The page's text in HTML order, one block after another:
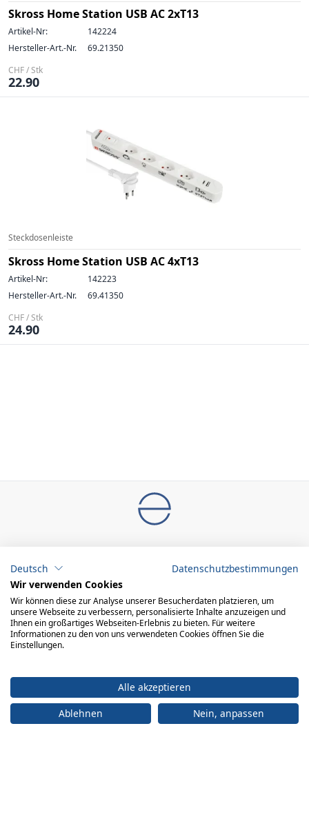
Skross Home Station USB AC 2xT13
Artikel-Nr:
142224
Hersteller-Art.-Nr.
69.21350
CHF / Stk
22.90
Steckdosenleiste
Skross Home Station USB AC 4xT13
Artikel-Nr:
142223
Hersteller-Art.-Nr.
69.41350
CHF / Stk
24.90
engelberger ag
Achereggstrasse 11
6362 Stansstad
Logistikzentrum:
engelberger ag Faden 2 6374 Buochs
info@engelberger.ch
Deutsch
Datenschutzbestimmungen
Wir verwenden Cookies
Wir können diese zur Analyse unserer Besucherdaten platzieren, um
unsere Webseite zu verbessern, personalisierte Inhalte anzuzeigen und
Ihnen ein großartiges Webseiten-Erlebnis zu bieten. Für weitere
Informationen zu den von uns verwendeten Cookies öffnen Sie die
Einstellungen.
Alle akzeptieren
Ablehnen
Nein, anpassen